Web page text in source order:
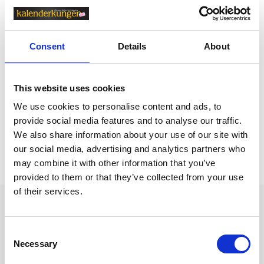
Consent Details About
This website uses cookies
We use cookies to personalise content and ads, to
provide social media features and to analyse our traffic.
We also share information about your use of our site with
our social media, advertising and analytics partners who
may combine it with other information that you’ve
provided to them or that they’ve collected from your use
of their services.
Selection
Necessary
Relaterade kategorier
Kalendrar & almanackor för 2027 /Månadsblock
Kalendrar & almanackor för 2027 /
Kalendrar & almanackor för 2027 /Burde kalender
Prishistorik
Lägsta pris senaste 30 dagarna är 159 kr (2026-08-08)